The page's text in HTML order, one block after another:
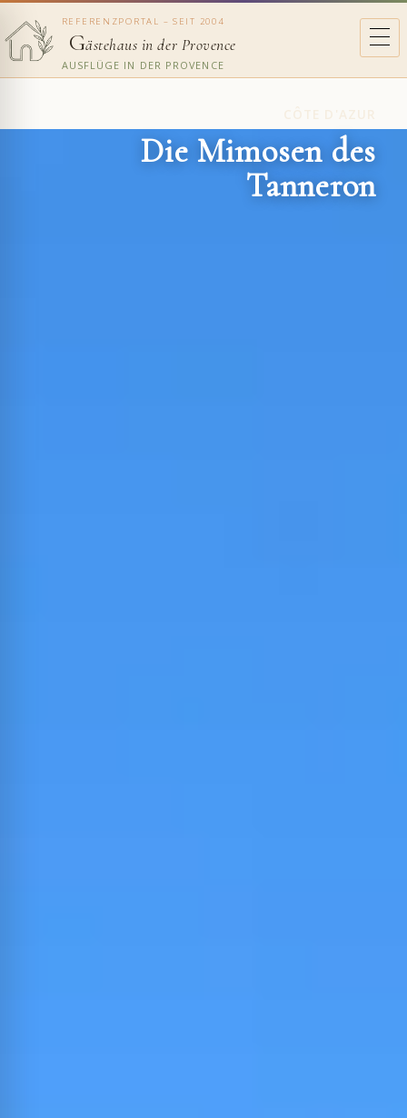
REFERENZPORTAL – SEIT 2004
Gästehaus in der Provence
AUSFLÜGE IN DER PROVENCE
Die Mimosen des
Tanneron